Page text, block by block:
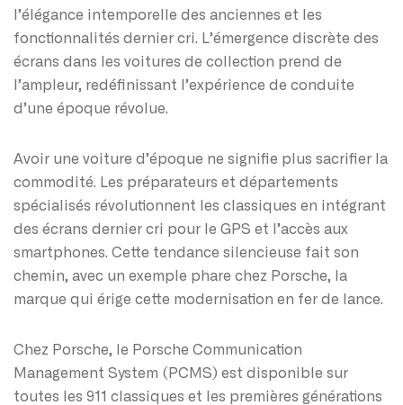
l’élégance intemporelle des anciennes et les
fonctionnalités dernier cri. L’émergence discrète des
écrans dans les voitures de collection prend de
l’ampleur, redéfinissant l’expérience de conduite
d’une époque révolue.
Avoir une voiture d’époque ne signifie plus sacrifier la
commodité. Les préparateurs et départements
spécialisés révolutionnent les classiques en intégrant
des écrans dernier cri pour le GPS et l’accès aux
smartphones. Cette tendance silencieuse fait son
chemin, avec un exemple phare chez Porsche, la
marque qui érige cette modernisation en fer de lance.
Chez Porsche, le Porsche Communication
Management System (PCMS) est disponible sur
toutes les 911 classiques et les premières générations